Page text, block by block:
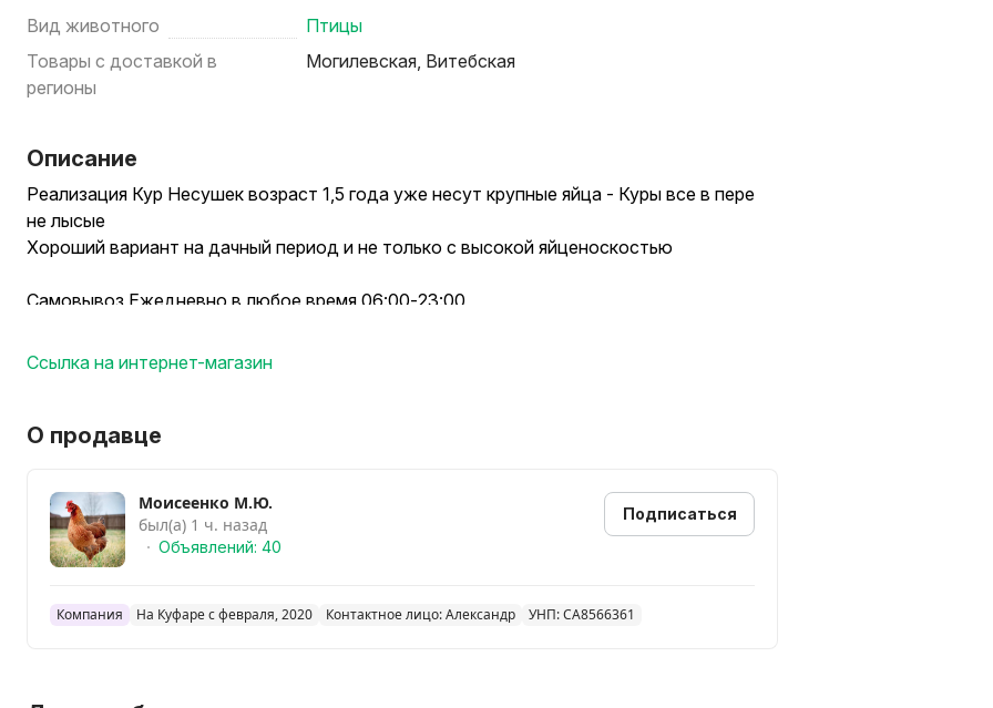
Вид животного
Птицы
Товары с доставкой в
регионы
Могилевская, Витебская
Описание
Реализация Кур Несушек возраст 1,5 года уже несут крупные яйца - Куры все в пере
не лысые
Хороший вариант на дачный период и не только с высокой яйценоскостью
Самовывоз Ежедневно в любое время 06:00-23:00
Вся птица привита и здорова полный спектр прививок по возрасту
В Наличии есть молодки возраст от 90 -180 дней
Молодые с первым яйцом 180 дней
Различных окрасов Яичного направления
Предварительный заказ по телефону набирайте
Каждый вторник Богушевск 11:40 -12:00
Ссылка на интернет-магазин
О продавце
Моисеенко М.Ю.
был(а) 1 ч. назад
Объявлений: 40
Подписаться
Компания На Куфаре с февраля, 2020 Контактное лицо: Александр УНП: CA8566361